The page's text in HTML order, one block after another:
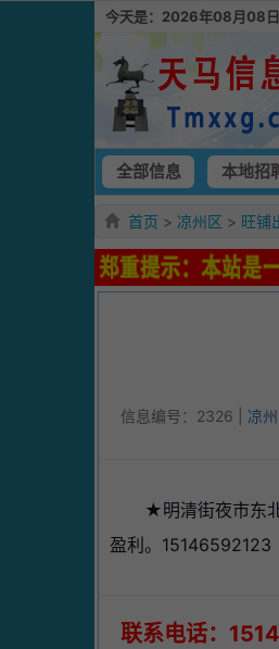
今天是：2026年08月08
全部信息 本地招
首页 > 凉州区 > 旺铺
信息编号：2326 | 凉
★明清街夜市东
盈利。15146592123
联系电话：